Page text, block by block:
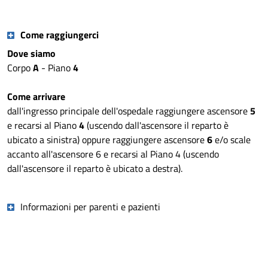
Come raggiungerci
Dove siamo
CorpoA - Piano4
Come arrivare
dall'ingresso principale dell'ospedale raggiungere ascensore5
e recarsi al Piano4(uscendo dall'ascensore il reparto è
ubicato a sinistra) oppure raggiungere ascensore6e/o scale
accanto all'ascensore 6 e recarsi al Piano 4 (uscendo
dall'ascensore il reparto è ubicato a destra).
Informazioni per parenti e pazienti